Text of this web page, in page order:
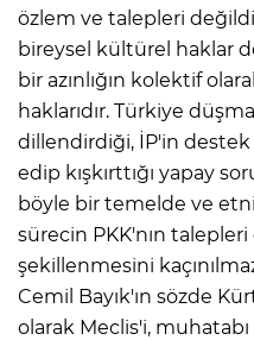
özlem ve talepleri
bireysel kültürel haklar
bir azınlığın kolektif
haklarıdır. Türkiye
dillendirdiği, İP'in
edip kışkırttığı yapay
böyle bir temelde ve
sürecin PKK'nın
şekillenmesini
Cemil Bayık'ın sözde
olarak Meclis'i,